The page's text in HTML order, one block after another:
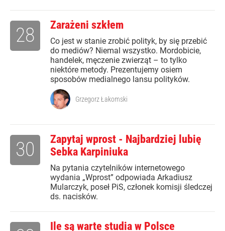
Zarażeni szkłem
Co jest w stanie zrobić polityk, by się przebić
do mediów? Niemal wszystko. Mordobicie,
handelek, męczenie zwierząt – to tylko
niektóre metody. Prezentujemy osiem
sposobów medialnego lansu polityków.
28
Grzegorz Łakomski
Zapytaj wprost - Najbardziej lubię
Sebka Karpiniuka
Na pytania czytelników internetowego
wydania „Wprost” odpowiada Arkadiusz
Mularczyk, poseł PiS, członek komisji śledczej
ds. nacisków.
30
Ile są warte studia w Polsce